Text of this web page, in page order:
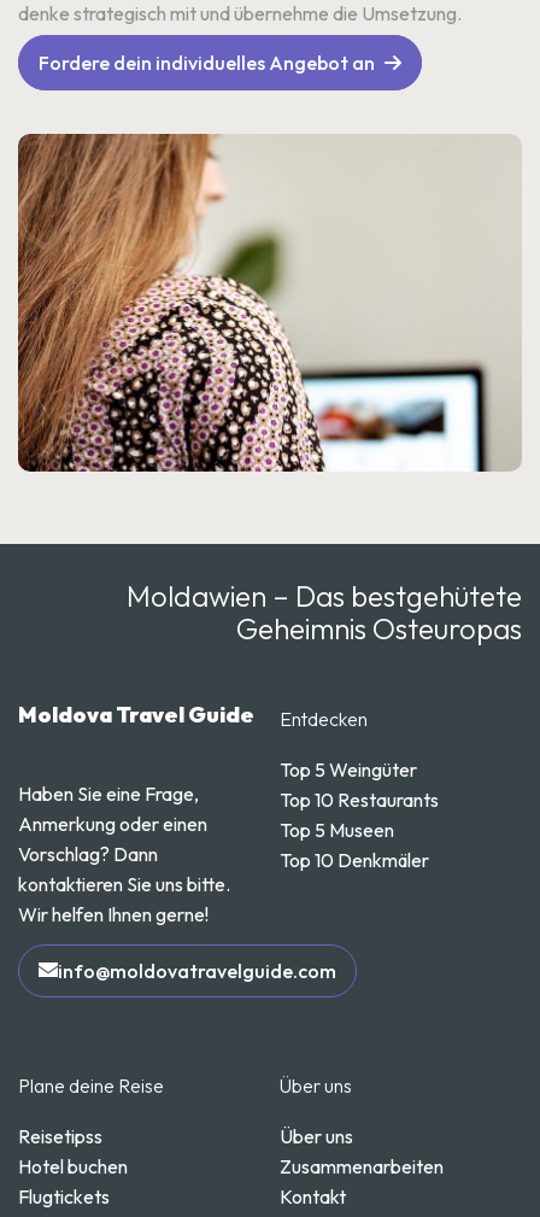
denke strategisch mit und übernehme die Umsetzung.
Fordere dein individuelles Angebot an
Moldawien – Das bestgehütete
Geheimnis Osteuropas
Moldova Travel Guide
Haben Sie eine Frage,
Anmerkung oder einen
Vorschlag? Dann
kontaktieren Sie uns bitte.
Wir helfen Ihnen gerne!
info@moldovatravelguide.com
Entdecken
Top 5 Weingüter
Top 10 Restaurants
Top 5 Museen
Top 10 Denkmäler
Plane deine Reise
Reisetipss
Hotel buchen
Flugtickets
Über uns
Über uns
Zusammenarbeiten
Kontakt